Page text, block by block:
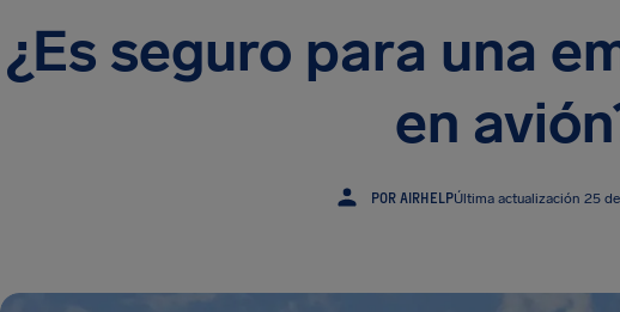
¿Es seguro para una
en
POR AIRHELPÚltima actualización 25